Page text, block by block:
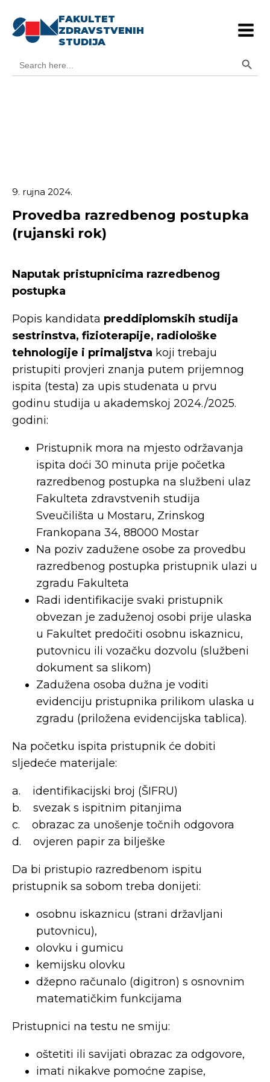
FAKULTET
ZDRAVSTVENIH
STUDIJA
for:
9. rujna 2024.
Provedba razredbenog postupka
(rujanski rok)
Naputak pristupnicima razredbenog
postupka
Popis kandidata preddiplomskih studija
sestrinstva, fizioterapije, radiološke
tehnologije i primaljstva koji trebaju
pristupiti provjeri znanja putem prijemnog
ispita (testa) za upis studenata u prvu
godinu studija u akademskoj 2024./2025.
godini:
Pristupnik mora na mjesto održavanja
ispita doći 30 minuta prije početka
razredbenog postupka na službeni ulaz
Fakulteta zdravstvenih studija
Sveučilišta u Mostaru, Zrinskog
Frankopana 34, 88000 Mostar
Na poziv zadužene osobe za provedbu
razredbenog postupka pristupnik ulazi u
zgradu Fakulteta
Radi identifikacije svaki pristupnik
obvezan je zaduženoj osobi prije ulaska
u Fakultet predočiti osobnu iskaznicu,
putovnicu ili vozačku dozvolu (službeni
dokument sa slikom)
Zadužena osoba dužna je voditi
evidenciju pristupnika prilikom ulaska u
zgradu (priložena evidencijska tablica).
Na početku ispita pristupnik će dobiti
sljedeće materijale:
a. identifikacijski broj (ŠIFRU)
b. svezak s ispitnim pitanjima
c. obrazac za unošenje točnih odgovora
d. ovjeren papir za bilješke
Da bi pristupio razredbenom ispitu
pristupnik sa sobom treba donijeti:
osobnu iskaznicu (strani državljani
putovnicu),
olovku i gumicu
kemijsku olovku
džepno računalo (digitron) s osnovnim
matematičkim funkcijama
Pristupnici na testu ne smiju:
oštetiti ili savijati obrazac za odgovore,
imati nikakve pomoćne zapise,